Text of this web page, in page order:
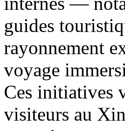
guides
rayonnement
voyage
Ces initiatives
visiteurs au